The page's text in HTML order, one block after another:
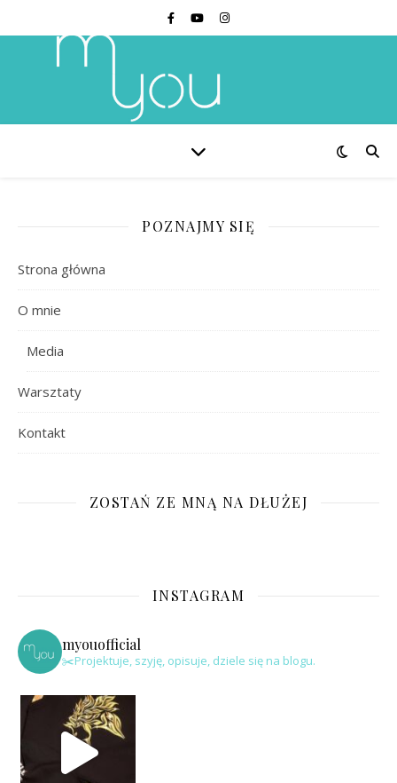
POZNAJMY SIĘ
Strona główna
O mnie
Media
Warsztaty
Kontakt
ZOSTAŃ ZE MNĄ NA DŁUŻEJ
INSTAGRAM
myouofficial
✂️Projektuje, szyję, opisuje, dziele się na blogu.